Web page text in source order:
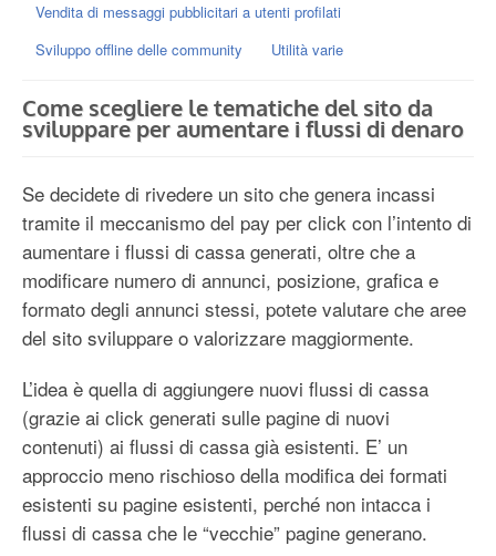
Vendita di messaggi pubblicitari a utenti profilati
Sviluppo offline delle community
Utilità varie
Come scegliere le tematiche del sito da
sviluppare per aumentare i flussi di denaro
Se decidete di rivedere un sito che genera incassi
tramite il meccanismo del pay per click con l’intento di
aumentare i flussi di cassa generati, oltre che a
modificare numero di annunci, posizione, grafica e
formato degli annunci stessi, potete valutare che aree
del sito sviluppare o valorizzare maggiormente.
L’idea è quella di aggiungere nuovi flussi di cassa
(grazie ai click generati sulle pagine di nuovi
contenuti) ai flussi di cassa già esistenti. E’ un
approccio meno rischioso della modifica dei formati
esistenti su pagine esistenti, perché non intacca i
flussi di cassa che le “vecchie” pagine generano.